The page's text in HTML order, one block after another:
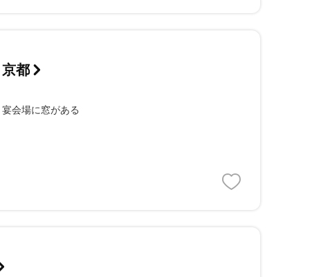
都
宴会場に窓がある